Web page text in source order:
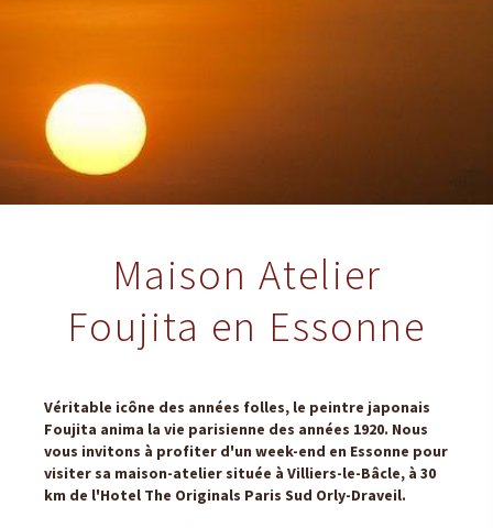
Maison Atelier
Foujita en Essonne
Véritable icône des années folles, le peintre japonais
Foujita anima la vie parisienne des années 1920. Nous
vous invitons à profiter d'un week-end en Essonne pour
visiter sa maison-atelier située à Villiers-le-Bâcle, à 30
km de l'Hotel The Originals Paris Sud Orly-Draveil.